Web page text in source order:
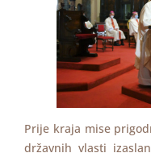
Prije kraja mise
državnih vlasti